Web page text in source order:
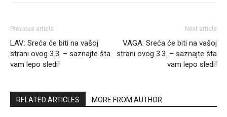
Previous article
LAV: Sreća će biti na vašoj
strani ovog 3.3. – saznajte šta
vam lepo sledi!
Next article
VAGA: Sreća će biti na vašoj
strani ovog 3.3. – saznajte šta
vam lepo sledi!
RELATED ARTICLES MORE FROM AUTHOR